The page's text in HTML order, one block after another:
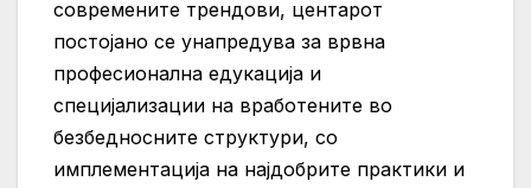
современите трендови, центарот
постојано се унапредува за врвна
професионална едукација и
специјализации на вработените во
безбедносните структури, со
имплементација на најдобрите практики и